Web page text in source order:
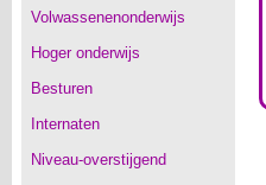
Volwassenenonderwijs
Hoger onderwijs
Besturen
Internaten
Niveau-overstijgend